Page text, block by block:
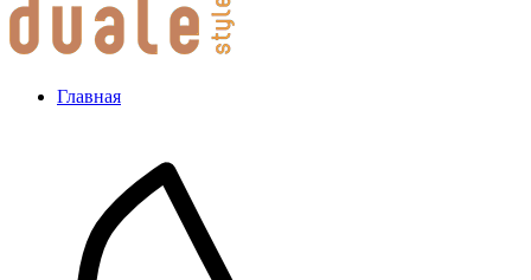
Главная